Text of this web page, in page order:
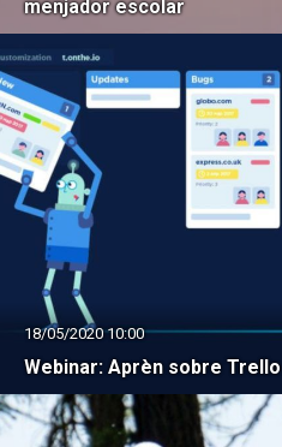
menjador escolar
Webinar: Aprèn sobre Trello
18/05/2020 10:00